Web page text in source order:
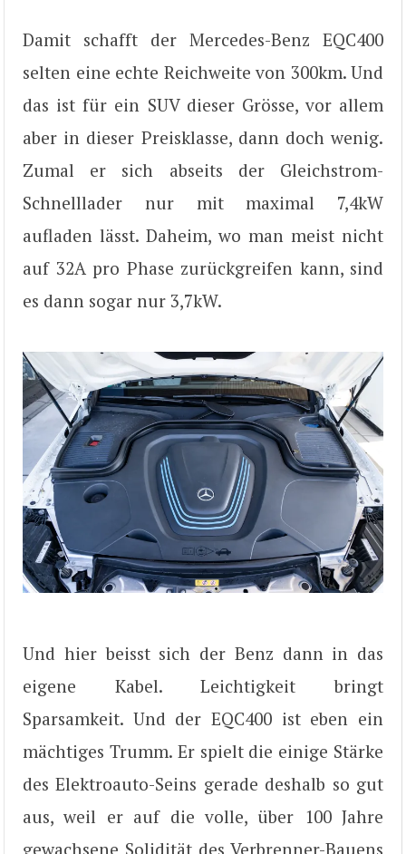
Damit schafft der Mercedes-Benz EQC400
selten eine echte Reichweite von 300km. Und
das ist für ein SUV dieser Grösse, vor allem
aber in dieser Preisklasse, dann doch wenig.
Zumal er sich abseits der Gleichstrom-
Schnelllader nur mit maximal 7,4kW
aufladen lässt. Daheim, wo man meist nicht
auf 32A pro Phase zurückgreifen kann, sind
es dann sogar nur 3,7kW.
Und hier beisst sich der Benz dann in das
eigene Kabel. Leichtigkeit bringt
Sparsamkeit. Und der EQC400 ist eben ein
mächtiges Trumm. Er spielt die einige Stärke
des Elektroauto-Seins gerade deshalb so gut
aus, weil er auf die volle, über 100 Jahre
gewachsene Solidität des Verbrenner-Bauens